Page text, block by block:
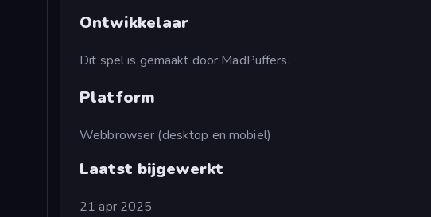
Ontwikkelaar
Dit spel is gemaakt door MadPuffers.
Platform
Webbrowser (desktop en mobiel)
Laatst bijgewerkt
21 apr 2025